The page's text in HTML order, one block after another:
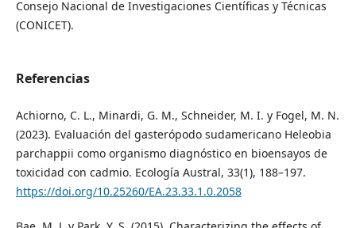
Consejo Nacional de Investigaciones Científicas y Técnicas
(CONICET).
Referencias
Achiorno, C. L., Minardi, G. M., Schneider, M. I. y Fogel, M. N.
(2023). Evaluación del gasterópodo sudamericano Heleobia
parchappii como organismo diagnóstico en bioensayos de
toxicidad con cadmio. Ecología Austral, 33(1), 188–197.
https://doi.org/10.25260/EA.23.33.1.0.2058